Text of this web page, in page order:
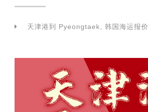
天津港到 Pyeongtaek, 韩国海运报价